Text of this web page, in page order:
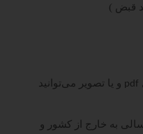
قبض )
pdf و یا تصویر می‌توانید
به خارج از کشور و